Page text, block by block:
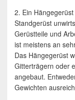
2. Ein
Standgerüst
Gerüstteile und
ist meistens an
Das Hängegerüst
Gitterträgern oder
angebaut.
Gewichten